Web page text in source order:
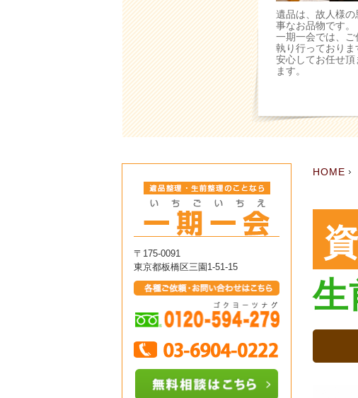
遺品は、故人様
事なお品物です。
一期一会では、
執り行っておりま
安心してお任せ
ます。
〒175-0091
東京都板橋区三園1-51-15
HOME
生